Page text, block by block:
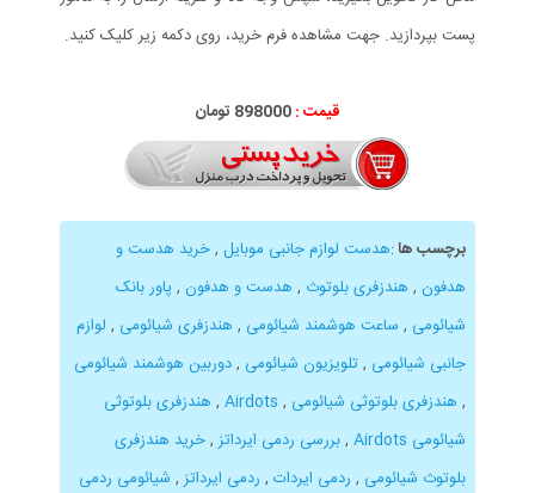
پست بپردازید. جهت مشاهده فرم خرید، روی دکمه زیر کلیک کنید.
قیمت : 898000 تومان
برچسب ها:هدست لوازم جانبی موبایل ,خرید هدست و
هدفون , هندزفری بلوتوث , هدست و هدفون , پاور بانک
شیائومی , ساعت هوشمند شیائومی , هندزفری شیائومی , لوازم
جانبی شیائومی , تلویزیون شیائومی ,دوربین هوشمند شیائومی
, هندزفری بلوتوثی شیائومی ,
Airdots
, هندزفری بلوتوثی
شیائومی Airdots
,بررسی ردمی ایرداتز ,خرید هندزفری
بلوتوث شیائومی , ردمی ایردات , ردمی ایرداتز , شیائومی ردمی